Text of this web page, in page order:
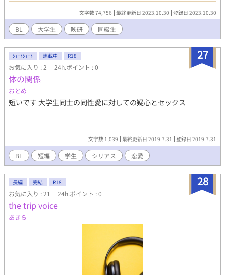
作りを続けていた。 透が二年生になった夏休み前、部長が新入生
で美女の『響ちゃん』を主演女優に勧誘しようとしたことがきっ
かけで、平穏だった透の運命が廻り始める。 ※映画撮影のシーン
の都合上、演技ですが一部、男女の絡みがあります。最終的には
ＢＬですのでご安心を。 ※pixivより、タイトルを変更しての転載
作品です。
文字数 74,756 最終更新日 2023.10.30 登録日 2023.10.30
BL 大学生 映研 同級生
27
ｼｮｰﾄｼｮｰﾄ 連載中 R18
お気に入り : 2 24h.ポイント : 0
体の関係
おとめ
短いです 大学生同士の同性愛に対しての疑心とセックス
文字数 1,039 最終更新日 2019.7.31 登録日 2019.7.31
BL 短編 学生 シリアス 恋愛
28
長編 完結 R18
お気に入り : 21 24h.ポイント : 0
the trip voice
あきら